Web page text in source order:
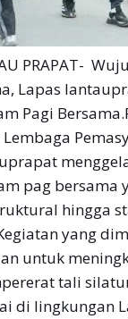
PRAPAT-
Lapas
Pagi
pag bersama
hingga
yang
untuk
tali
di lingkungan